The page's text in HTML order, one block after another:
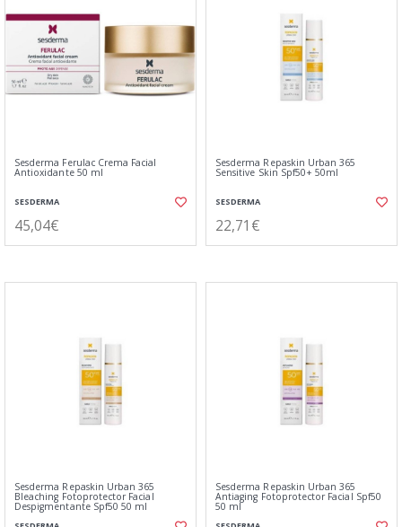
Sesderma Ferulac Crema Facial
Antioxidante 50 ml
SESDERMA
45,04€
Sesderma Repaskin Urban 365
Sensitive Skin Spf50+ 50ml
SESDERMA
22,71€
Sesderma Repaskin Urban 365
Bleaching Fotoprotector Facial
Despigmentante Spf50 50 ml
Sesderma Repaskin Urban 365
Antiaging Fotoprotector Facial Spf50
50 ml